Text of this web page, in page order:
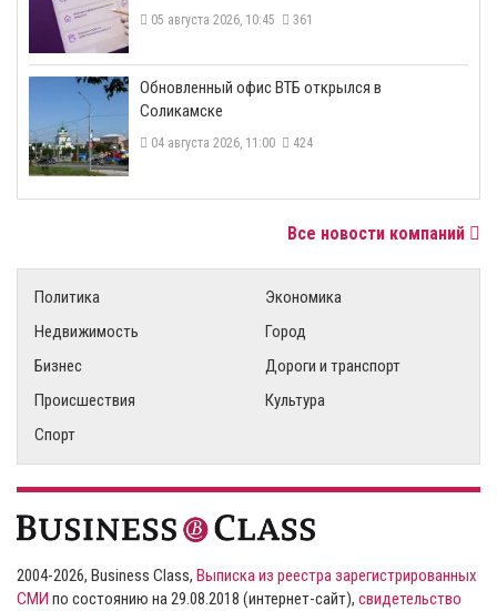
05 августа 2026, 10:45 361
​Обновленный офис ВТБ открылся в
Соликамске
04 августа 2026, 11:00 424
Все новости компаний
Политика
Экономика
Недвижимость
Город
Бизнес
Дороги и транспорт
Происшествия
Культура
Спорт
2004-2026, Business Class, Выписка из реестра зарегистрированных
СМИ по состоянию на 29.08.2018 (интернет-сайт), свидетельство